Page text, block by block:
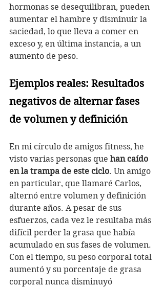
hormonas se desequilibran, pueden
aumentar el hambre y disminuir la
saciedad, lo que lleva a comer en
exceso y, en última instancia, a un
aumento de peso.
Ejemplos reales: Resultados
negativos de alternar fases
de volumen y definición
En mi círculo de amigos fitness, he
visto varias personas que han caído
en la trampa de este ciclo. Un amigo
en particular, que llamaré Carlos,
alternó entre volumen y definición
durante años. A pesar de sus
esfuerzos, cada vez le resultaba más
difícil perder la grasa que había
acumulado en sus fases de volumen.
Con el tiempo, su peso corporal total
aumentó y su porcentaje de grasa
corporal nunca disminuyó